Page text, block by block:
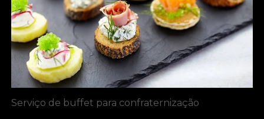
Serviço de buffet para confraternização